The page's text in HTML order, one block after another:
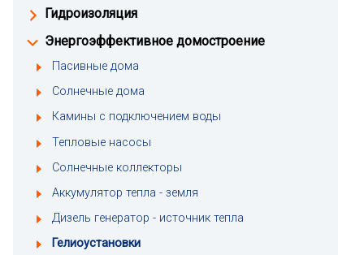
Гидроизоляция
Энергоэффективное домостроение
Пасивные дома
Солнечные дома
Камины с подключением воды
Тепловые насосы
Солнечные коллекторы
Аккумулятор тепла - земля
Дизель генератор - источник тепла
Гелиоустановки